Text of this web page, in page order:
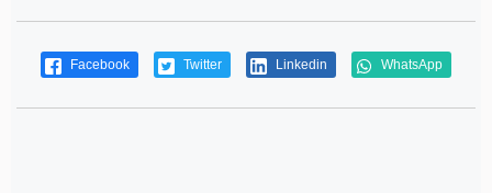
Facebook Twitter Linkedin WhatsApp